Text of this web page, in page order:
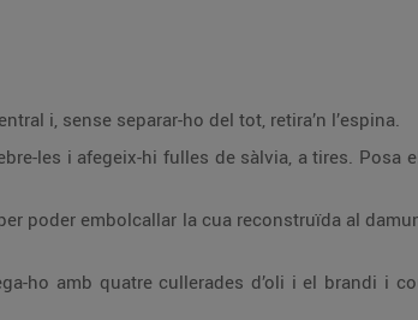
i, sense separar-ho del tot, retira’n l’espina.
les i afegeix-hi fulles de sàlvia, a tires. Posa
poder embolcallar la cua reconstruïda al
ho amb quatre cullerades d’oli i el brandi i